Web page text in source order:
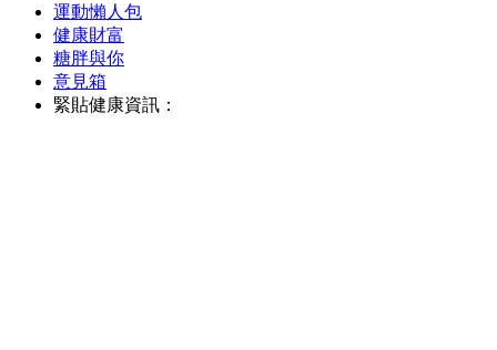
運動懶人包
健康財富
糖胖與你
意見箱
緊貼健康資訊：